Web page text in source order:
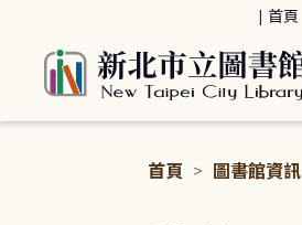
首頁
首頁 > 圖書館資訊